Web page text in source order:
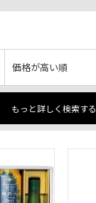
もっと詳しく検索する